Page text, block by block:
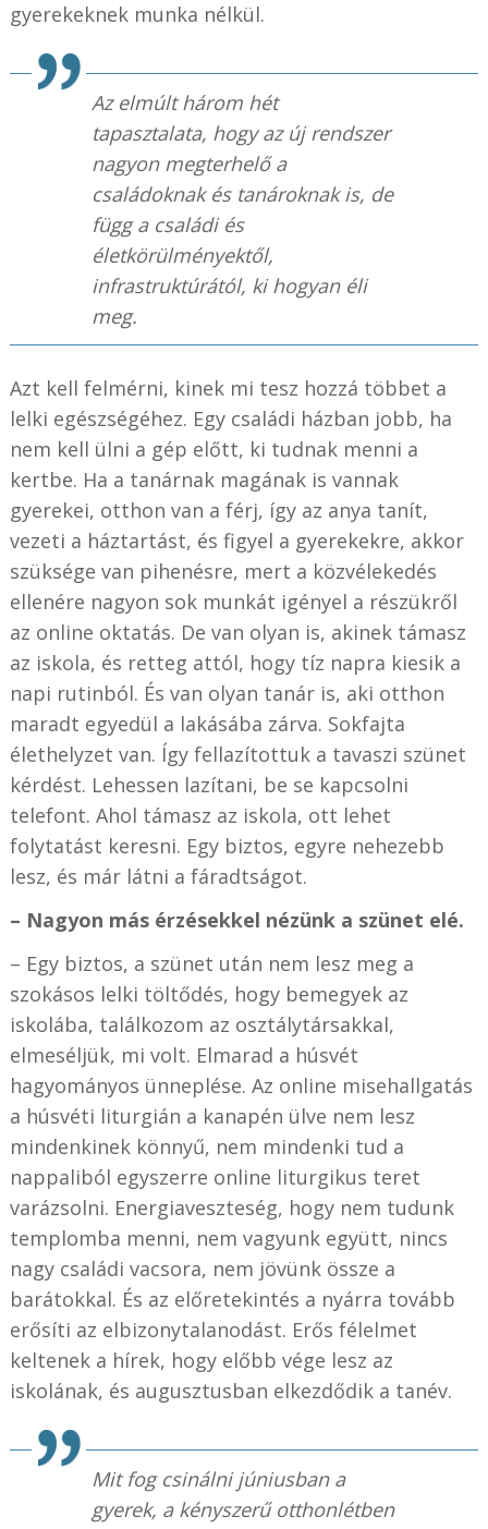
gyerekeknek munka nélkül.
Az elmúlt három hét
tapasztalata, hogy az új rendszer
nagyon megterhelő a
családoknak és tanároknak is, de
függ a családi és
életkörülményektől,
infrastruktúrától, ki hogyan éli
meg.
Azt kell felmérni, kinek mi tesz hozzá többet a
lelki egészségéhez. Egy családi házban jobb, ha
nem kell ülni a gép előtt, ki tudnak menni a
kertbe. Ha a tanárnak magának is vannak
gyerekei, otthon van a férj, így az anya tanít,
vezeti a háztartást, és figyel a gyerekekre, akkor
szüksége van pihenésre, mert a közvélekedés
ellenére nagyon sok munkát igényel a részükről
az online oktatás. De van olyan is, akinek támasz
az iskola, és retteg attól, hogy tíz napra kiesik a
napi rutinból. És van olyan tanár is, aki otthon
maradt egyedül a lakásába zárva. Sokfajta
élethelyzet van. Így fellazítottuk a tavaszi szünet
kérdést. Lehessen lazítani, be se kapcsolni
telefont. Ahol támasz az iskola, ott lehet
folytatást keresni. Egy biztos, egyre nehezebb
lesz, és már látni a fáradtságot.
– Nagyon más érzésekkel nézünk a szünet elé.
– Egy biztos, a szünet után nem lesz meg a
szokásos lelki töltődés, hogy bemegyek az
iskolába, találkozom az osztálytársakkal,
elmeséljük, mi volt. Elmarad a húsvét
hagyományos ünneplése. Az online misehallgatás
a húsvéti liturgián a kanapén ülve nem lesz
mindenkinek könnyű, nem mindenki tud a
nappaliból egyszerre online liturgikus teret
varázsolni. Energiaveszteség, hogy nem tudunk
templomba menni, nem vagyunk együtt, nincs
nagy családi vacsora, nem jövünk össze a
barátokkal. És az előretekintés a nyárra tovább
erősíti az elbizonytalanodást. Erős félelmet
keltenek a hírek, hogy előbb vége lesz az
iskolának, és augusztusban elkezdődik a tanév.
Mit fog csinálni júniusban a
gyerek, a kényszerű otthonlétben